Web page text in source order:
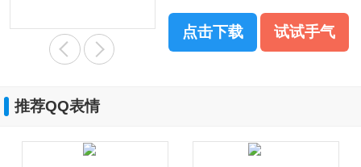
点击下载 试试手气
推荐QQ表情